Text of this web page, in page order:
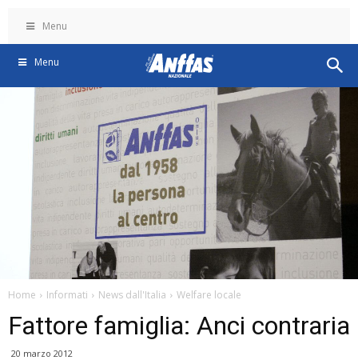
Menu
Menu
Home Informati News dall'Italia Welfare locale
Fattore famiglia: Anci contraria
20 marzo 2012